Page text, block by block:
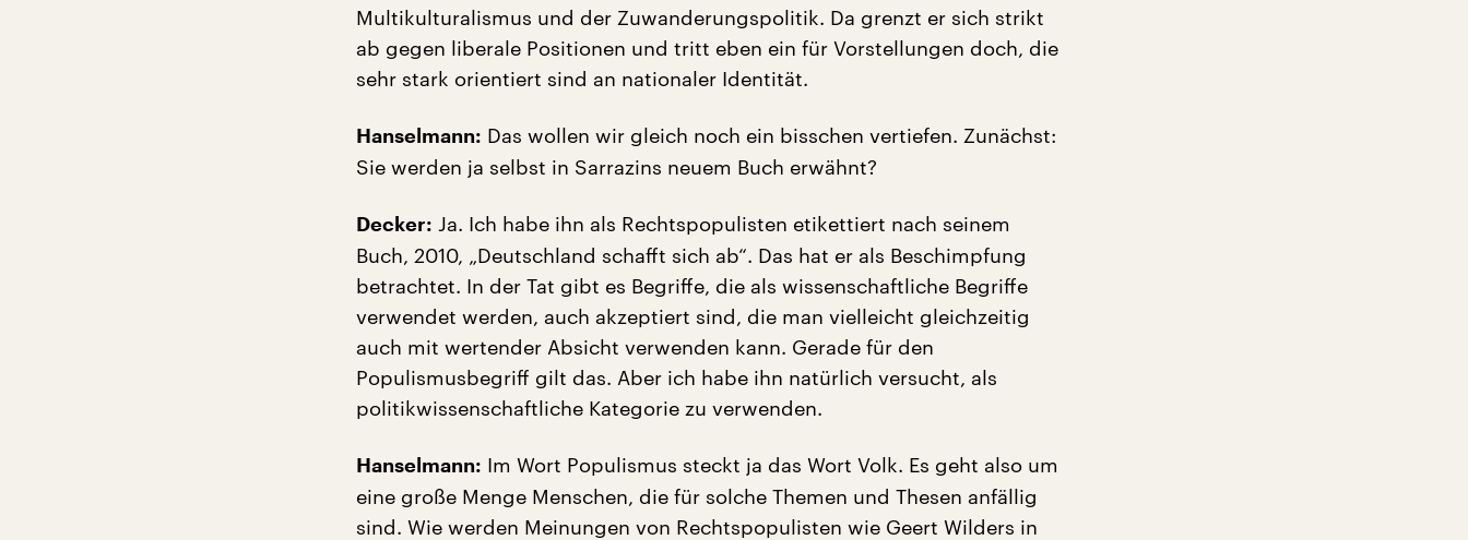
Multikulturalismus und der Zuwanderungspolitik. Da grenzt er sich strikt
ab gegen liberale Positionen und tritt eben ein für Vorstellungen doch, die
sehr stark orientiert sind an nationaler Identität.
Hanselmann: Das wollen wir gleich noch ein bisschen vertiefen. Zunächst:
Sie werden ja selbst in Sarrazins neuem Buch erwähnt?
Decker: Ja. Ich habe ihn als Rechtspopulisten etikettiert nach seinem
Buch, 2010, „Deutschland schafft sich ab“. Das hat er als Beschimpfung
betrachtet. In der Tat gibt es Begriffe, die als wissenschaftliche Begriffe
verwendet werden, auch akzeptiert sind, die man vielleicht gleichzeitig
auch mit wertender Absicht verwenden kann. Gerade für den
Populismusbegriff gilt das. Aber ich habe ihn natürlich versucht, als
politikwissenschaftliche Kategorie zu verwenden.
Hanselmann: Im Wort Populismus steckt ja das Wort Volk. Es geht also um
eine große Menge Menschen, die für solche Themen und Thesen anfällig
sind. Wie werden Meinungen von Rechtspopulisten wie Geert Wilders in